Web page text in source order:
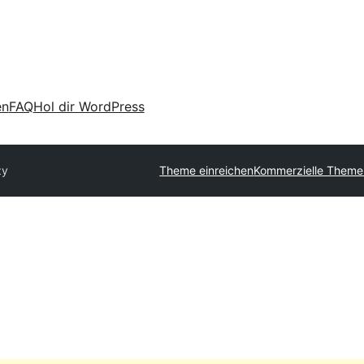
FAQHol dir WordPress
Theme einreichenKommerzielle